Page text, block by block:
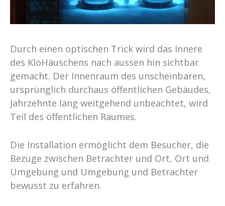
Durch einen optischen Trick wird das Innere
des KloHäuschens nach aussen hin sichtbar
gemacht. Der Innenraum des unscheinbaren,
ursprünglich durchaus öffentlichen Gebäudes,
Jahrzehnte lang weitgehend unbeachtet, wird
Teil des öffentlichen Raumes.
Die Installation ermöglicht dem Besucher, die
Bezüge zwischen Betrachter und Ort, Ort und
Umgebung und Umgebung und Betrachter
bewusst zu erfahren.